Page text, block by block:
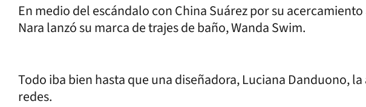
En medio del escándalo con China Suárez por su
Nara lanzó su marca de trajes de baño, Wanda Swim.
Todo iba bien hasta que una diseñadora, Luciana Danduono,
redes.